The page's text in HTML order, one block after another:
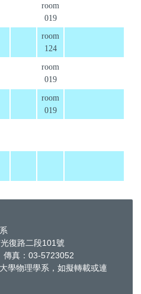
room
019
room
124
room
019
room
019
路二段101號
：03-5723052
理學系，如擬轉載或連